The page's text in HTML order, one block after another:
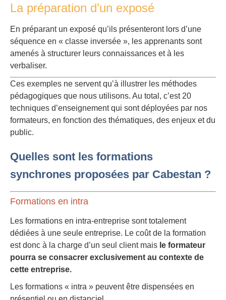
La préparation d’un exposé
En préparant un exposé qu’ils présenteront lors d’une
séquence en « classe inversée », les apprenants sont
amenés à structurer leurs connaissances et à les
verbaliser.
Ces exemples ne servent qu’à illustrer les méthodes
pédagogiques que nous utilisons. Au total, c’est 20
techniques d’enseignement qui sont déployées par nos
formateurs, en fonction des thématiques, des enjeux et du
public.
Quelles sont les formations
synchrones proposées par Cabestan ?
Formations en intra
Les formations en intra-entreprise sont totalement
dédiées à une seule entreprise. Le coût de la formation
est donc à la charge d’un seul client mais le formateur
pourra se consacrer exclusivement au contexte de
cette entreprise.
Les formations « intra » peuvent être dispensées en